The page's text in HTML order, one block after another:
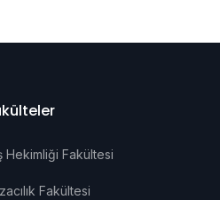
Hekimliği Fakültesi
Fakültesi